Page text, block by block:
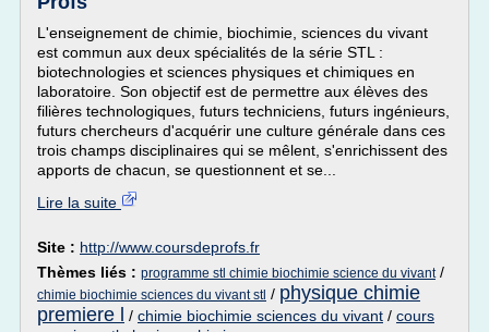
L'enseignement de chimie, biochimie, sciences du vivant
est commun aux deux spécialités de la série STL :
biotechnologies et sciences physiques et chimiques en
laboratoire. Son objectif est de permettre aux élèves des
filières technologiques, futurs techniciens, futurs ingénieurs,
futurs chercheurs d'acquérir une culture générale dans ces
trois champs disciplinaires qui se mêlent, s'enrichissent des
apports de chacun, se questionnent et se...
Lire la suite
Site : http://www.coursdeprofs.fr
Thèmes liés : programme stl chimie biochimie science du vivant/
chimie biochimie sciences du vivant stl / physique chimie
premiere l
/ chimie biochimie sciences du vivant / cours